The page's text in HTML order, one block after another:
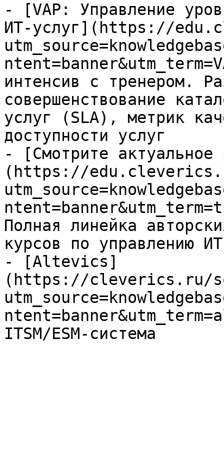
- [VAP: Управление
ИТ-услуг](https://
интенсив с тренером.
совершенствование
услуг (SLA), метрик
доступности услуг
- [Смотрите актуальное
(https://
Полная линейка
курсов по управлению ИТ
- [Altevics]
(https://cleverics.ru/
ITSM/ESM-система